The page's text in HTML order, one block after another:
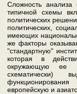
Сложность анализа
типичной схемы
политических
политических,
имеющих
же факторы
"стандартную"
которая в
окружающую ее
схематически)
европейскую и